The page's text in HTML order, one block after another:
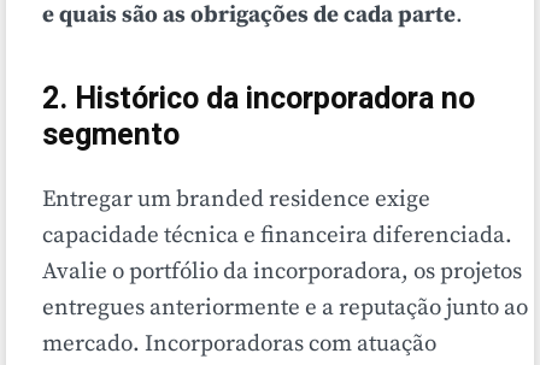
e quais são as obrigações de cada parte.
2. Histórico da incorporadora no
segmento
Entregar um branded residence exige
capacidade técnica e financeira diferenciada.
Avalie o portfólio da incorporadora, os projetos
entregues anteriormente e a reputação junto ao
mercado. Incorporadoras com atuação